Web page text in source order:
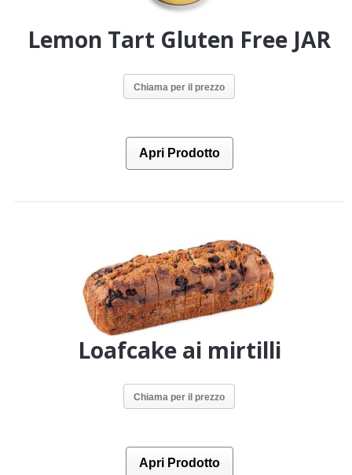
Lemon Tart Gluten Free JAR
Chiama per il prezzo
Apri Prodotto
Loafcake ai mirtilli
Chiama per il prezzo
Apri Prodotto